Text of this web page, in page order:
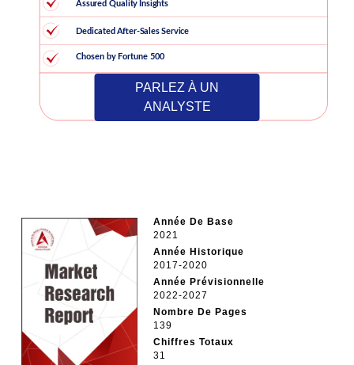
PARLEZ À UN
ANALYSTE
Année De Base
2021
Année Historique
2017-2020
Année Prévisionnelle
2022-2027
Nombre De Pages
139
Chiffres Totaux
31